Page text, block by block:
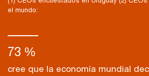
el mundo:
73 %
cree que la economía mundial